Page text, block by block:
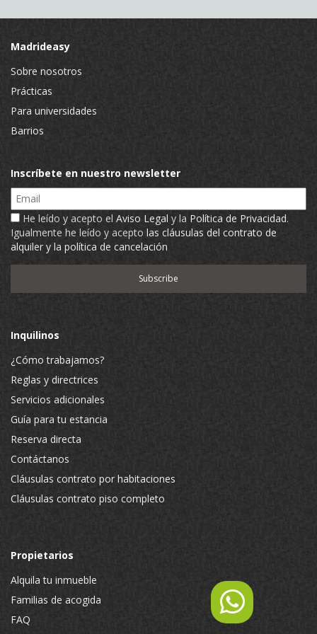
Madrideasy
Sobre nosotros
Prácticas
Para universidades
Barrios
Inscríbete en nuestro newsletter
Email
He leído y acepto el Aviso Legal y la Política de Privacidad.
Igualmente he leído y acepto las cláusulas del contrato de
alquiler y la política de cancelación
Inquilinos
¿Cómo trabajamos?
Reglas y directrices
Servicios adicionales
Guía para tu estancia
Reserva directa
Contáctanos
Cláusulas contrato por habitaciones
Cláusulas contrato piso completo
Propietarios
Alquila tu inmueble
Familias de acogida
FAQ